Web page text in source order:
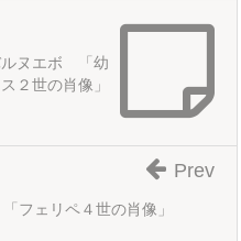
ルヌエボ 「幼
２世の肖像」
フェリペ４世の肖像」
Prev